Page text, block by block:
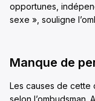
opportunes,
sexe », souligne
Manque de
Les causes de cette
selon l’ombudsman.